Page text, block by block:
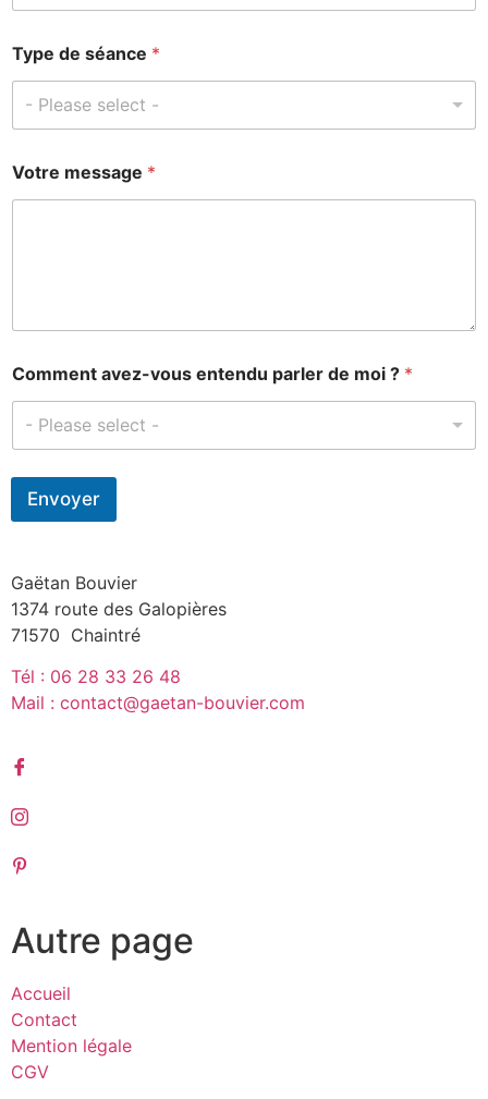
s
g
Type de séance *
- Please select -
Votre message *
Comment avez-vous entendu parler de moi ? *
- Please select -
Envoyer
Gaëtan Bouvier
1374 route des Galopières
71570 Chaintré
Tél : 06 28 33 26 48
Mail : contact@gaetan-bouvier.com
Autre page
Accueil
Contact
Mention légale
CGV